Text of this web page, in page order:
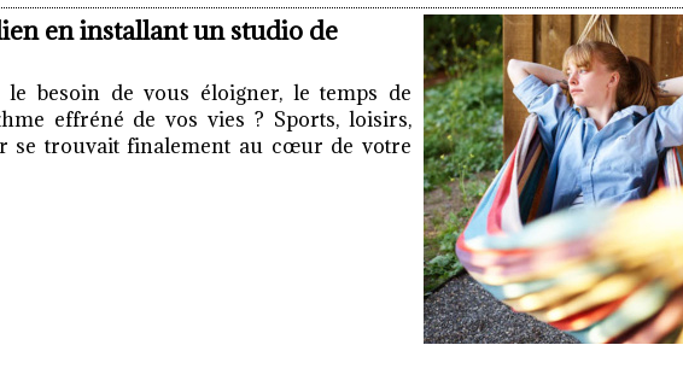
en installant un studio de
le besoin de vous éloigner, le temps de
effréné de vos vies ? Sports, loisirs,
se trouvait finalement au cœur de votre